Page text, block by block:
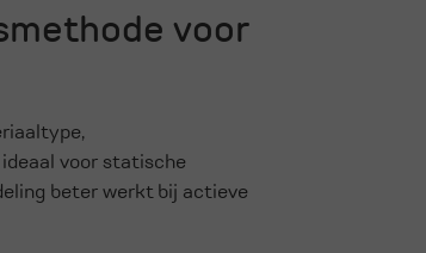
voor
voor statische
beter werkt bij actieve